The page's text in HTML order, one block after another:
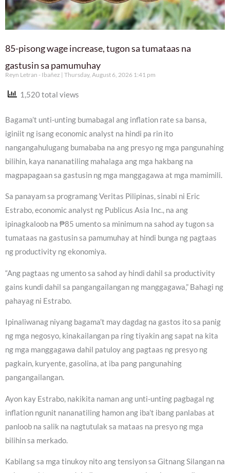
85-pisong wage increase, tugon sa tumataas na
gastusin sa pamumuhay
Reyn Letran - Ibañez Thursday, August 6, 2026 1:41 pm
1,520 total views
Bagama’t unti-unting bumabagal ang inflation rate sa bansa,
iginiit ng isang economic analyst na hindi pa rin ito
nangangahulugang bumababa na ang presyo ng mga pangunahing
bilihin, kaya nananatiling mahalaga ang mga hakbang na
magpapagaan sa gastusin ng mga manggagawa at mga mamimili.
Sa panayam sa programang Veritas Pilipinas, sinabi ni Eric
Estrabo, economic analyst ng Publicus Asia Inc., na ang
ipinagkaloob na ₱85 umento sa minimum na sahod ay tugon sa
tumataas na gastusin sa pamumuhay at hindi bunga ng pagtaas
ng productivity ng ekonomiya.
“Ang pagtaas ng umento sa sahod ay hindi dahil sa productivity
gains kundi dahil sa pangangailangan ng manggagawa,” Bahagi ng
pahayag ni Estrabo.
Ipinaliwanag niyang bagama’t may dagdag na gastos ito sa panig
ng mga negosyo, kinakailangan pa ring tiyakin ang sapat na kita
ng mga manggagawa dahil patuloy ang pagtaas ng presyo ng
pagkain, kuryente, gasolina, at iba pang pangunahing
pangangailangan.
Ayon kay Estrabo, nakikita naman ang unti-unting pagbagal ng
inflation ngunit nananatiling hamon ang iba’t ibang panlabas at
panloob na salik na nagtutulak sa mataas na presyo ng mga
bilihin sa merkado.
Kabilang sa mga tinukoy nito ang tensiyon sa Gitnang Silangan na